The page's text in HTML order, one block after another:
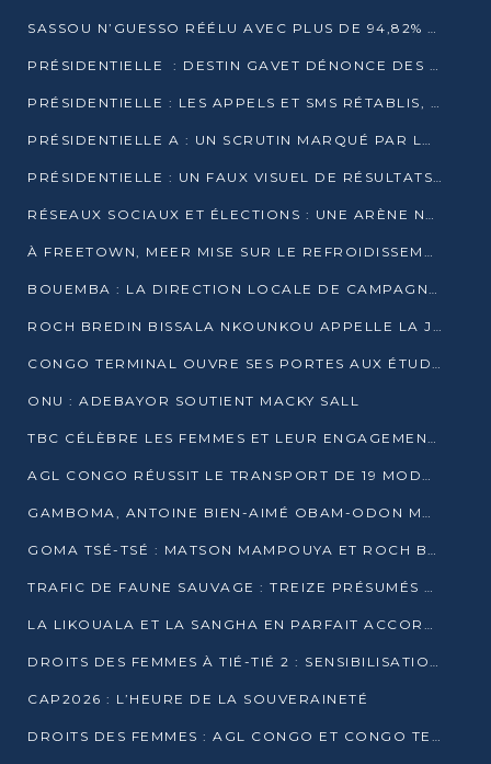
SASSOU N’GUESSO RÉÉLU AVEC PLUS DE 94,82% DES VOIX
PRÉSIDENTIELLE : DESTIN GAVET DÉNONCE DES IRRÉGULARITÉS ET REVENDIQUE LA VICTOIRE
PRÉSIDENTIELLE : LES APPELS ET SMS RÉTABLIS, INTERNET RESTE BLOQUÉ
PRÉSIDENTIELLE A : UN SCRUTIN MARQUÉ PAR LA COUPURE D’INTERNET ET UNE AFFLUENCE TIMIDE À BRAZZAVILLE
PRÉSIDENTIELLE : UN FAUX VISUEL DE RÉSULTATS CIRCULE
RÉSEAUX SOCIAUX ET ÉLECTIONS : UNE ARÈNE NUMÉRIQUE EN PLEINE MUTATION AU CONGO
À FREETOWN, MEER MISE SUR LE REFROIDISSEMENT PASSIF FACE À LA CHALEUR EXTRÊME
BOUEMBA : LA DIRECTION LOCALE DE CAMPAGNE DE DENIS SASSOU N’GUESSO MULTIPLIE LES ACTIVITÉS DE MOBILISATION
ROCH BREDIN BISSALA NKOUNKOU APPELLE LA JEUNESSE DE GOMA TSÉ-TSÉ À UN VOTE MASSIF POUR DENIS SASSOU NGUESSO
CONGO TERMINAL OUVRE SES PORTES AUX ÉTUDIANTS EN TRANSPORT ET LOGISTIQUE
ONU : ADEBAYOR SOUTIENT MACKY SALL
TBC CÉLÈBRE LES FEMMES ET LEUR ENGAGEMENT À L’OCCASION DU 8 MARS
AGL CONGO RÉUSSIT LE TRANSPORT DE 19 MODULES HORS GABARIT ENTRE POINTE-NOIRE ET BRAZZAVILLE
GAMBOMA, ANTOINE BIEN-AIMÉ OBAM-ODON MOBILISE LES 32 148 ÉLECTEURS EN FAVEUR DE DENIS SASSOU NGUESSO
GOMA TSÉ-TSÉ : MATSON MAMPOUYA ET ROCH BREDIN BISSALA NKOUNKOU EN CAMPAGNE DE PROXIMITÉ
TRAFIC DE FAUNE SAUVAGE : TREIZE PRÉSUMÉS TRAFIQUANTS INTERPELLÉS AU CONGO EN 2025
LA LIKOUALA ET LA SANGHA EN PARFAIT ACCORD AVEC LE PROJET DE SOCIÉTÉ DU CANDIDAT DENIS SASSOU-N’GUESSO
DROITS DES FEMMES À TIÉ-TIÉ 2 : SENSIBILISATION ET PÉDAGOGIE SUR LE DROIT DE VOTE
CAP2026 : L’HEURE DE LA SOUVERAINETÉ
DROITS DES FEMMES : AGL CONGO ET CONGO TERMINAL METTENT EN AVANT LE LEADERSHIP FÉMININ